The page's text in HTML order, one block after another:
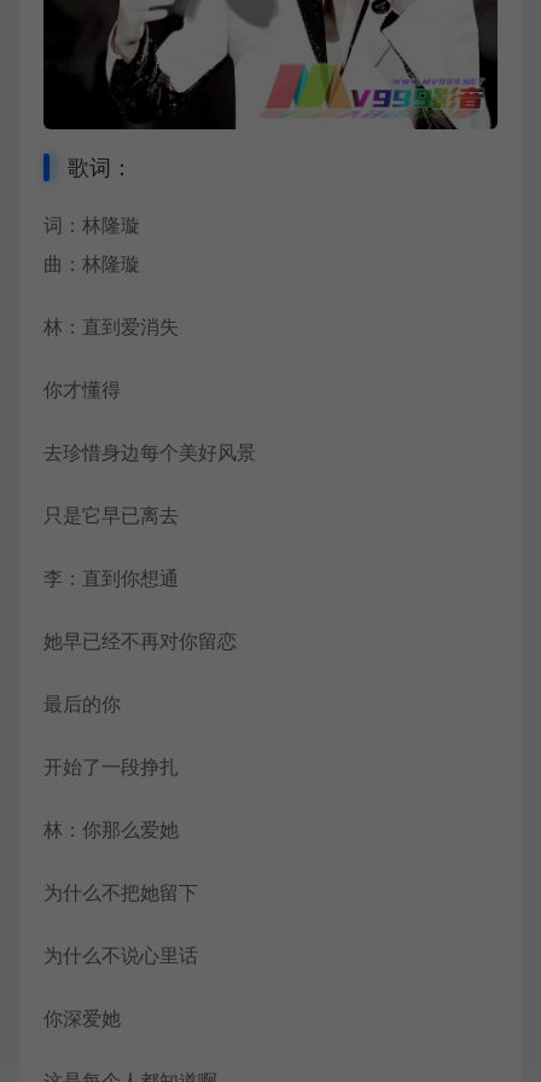
歌词：
词：林隆璇
曲：林隆璇
林：直到爱消失
你才懂得
去珍惜身边每个美好风景
只是它早已离去
李：直到你想通
她早已经不再对你留恋
最后的你
开始了一段挣扎
林：你那么爱她
为什么不把她留下
为什么不说心里话
你深爱她